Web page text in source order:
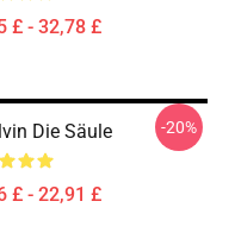
£ - 32,78 £
Die Säule
£ - 22,91 £
-20%